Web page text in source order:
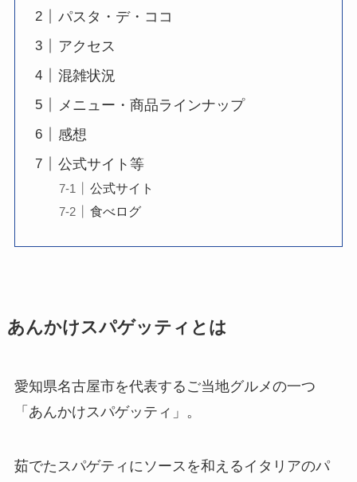
パスタ・デ・ココ
アクセス
混雑状況
メニュー・商品ラインナップ
感想
公式サイト等
公式サイト
食べログ
あんかけスパゲッティとは
愛知県名古屋市を代表するご当地グルメの一つ
「あんかけスパゲッティ」。
茹でたスパゲティにソースを和えるイタリアのパ